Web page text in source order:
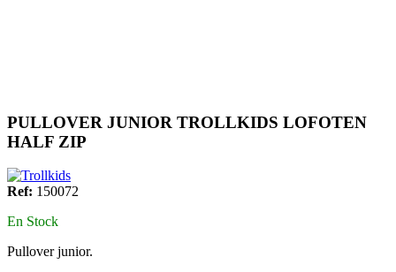
PULLOVER JUNIOR TROLLKIDS LOFOTEN
HALF ZIP
Ref: 150072
En Stock
Pullover junior.